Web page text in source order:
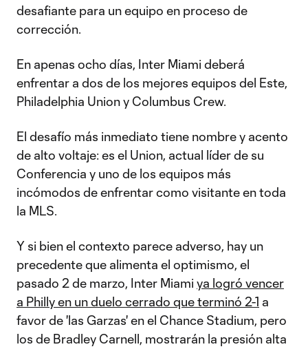
desafiante para un equipo en proceso de
corrección.
En apenas ocho días, Inter Miami deberá
enfrentar a dos de los mejores equipos del Este,
Philadelphia Union y Columbus Crew.
El desafío más inmediato tiene nombre y acento
de alto voltaje: es el Union, actual líder de su
Conferencia y uno de los equipos más
incómodos de enfrentar como visitante en toda
la MLS.
Y si bien el contexto parece adverso, hay un
precedente que alimenta el optimismo, el
pasado 2 de marzo, Inter Miami ya logró vencer
a Philly en un duelo cerrado que terminó 2-1 a
favor de 'las Garzas' en el Chance Stadium, pero
los de Bradley Carnell, mostrarán la presión alta